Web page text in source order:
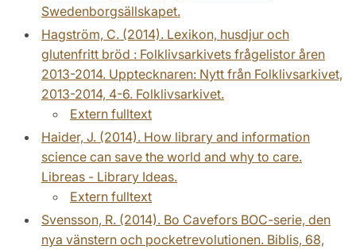
Swedenborgsällskapet.
Hagström, C. (2014). Lexikon, husdjur och
glutenfritt bröd : Folklivsarkivets frågelistor åren
2013-2014. Upptecknaren: Nytt från Folklivsarkivet,
2013-2014, 4-6. Folklivsarkivet.
Extern fulltext
Haider, J. (2014). How library and information
science can save the world and why to care.
Libreas - Library Ideas.
Extern fulltext
Svensson, R. (2014). Bo Cavefors BOC-serie, den
nya vänstern och pocketrevolutionen. Biblis, 68,